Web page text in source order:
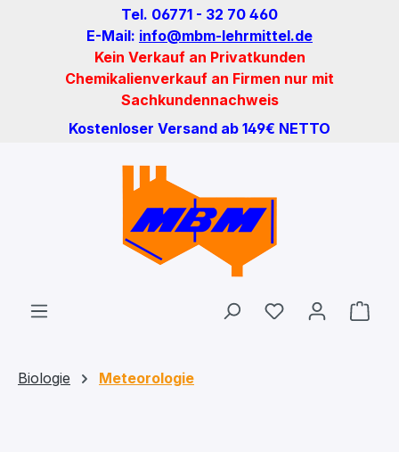
Zum Hauptinhalt springenTel. 06771 - 32 70 460
E-Mail: info@mbm-lehrmittel.de
Kein Verkauf an Privatkunden
Chemikalienverkauf an Firmen nur mit
Sachkundennachweis
Kostenloser Versand ab 149€ NETTO
Du hast 0
Biologie Meteorologie